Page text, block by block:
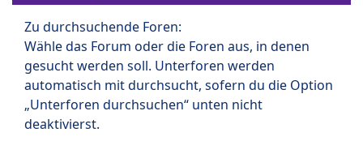
Zu durchsuchende Foren:
Wähle das Forum oder die Foren aus, in denen
gesucht werden soll. Unterforen werden
automatisch mit durchsucht, sofern du die Option
„Unterforen durchsuchen“ unten nicht
deaktivierst.